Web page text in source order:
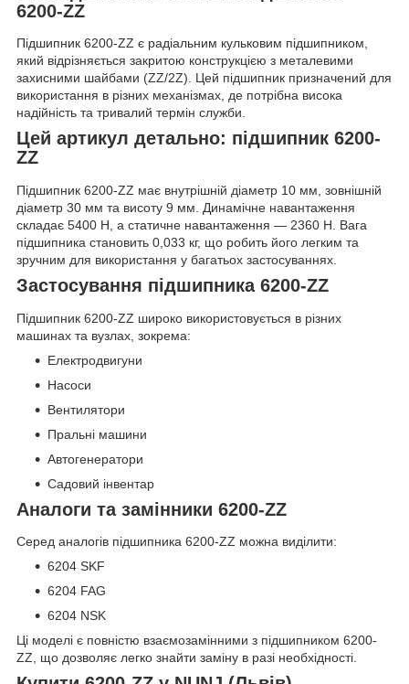
6200-ZZ
Підшипник 6200-ZZ є радіальним кульковим підшипником,
який відрізняється закритою конструкцією з металевими
захисними шайбами (ZZ/2Z). Цей підшипник призначений для
використання в різних механізмах, де потрібна висока
надійність та тривалий термін служби.
Цей артикул детально: підшипник 6200-
ZZ
Підшипник 6200-ZZ має внутрішній діаметр 10 мм, зовнішній
діаметр 30 мм та висоту 9 мм. Динамічне навантаження
складає 5400 Н, а статичне навантаження — 2360 Н. Вага
підшипника становить 0,033 кг, що робить його легким та
зручним для використання у багатьох застосуваннях.
Застосування підшипника 6200-ZZ
Підшипник 6200-ZZ широко використовується в різних
машинах та вузлах, зокрема:
Електродвигуни
Насоси
Вентилятори
Пральні машини
Автогенератори
Садовий інвентар
Аналоги та замінники 6200-ZZ
Серед аналогів підшипника 6200-ZZ можна виділити:
6204 SKF
6204 FAG
6204 NSK
Ці моделі є повністю взаємозамінними з підшипником 6200-
ZZ, що дозволяє легко знайти заміну в разі необхідності.